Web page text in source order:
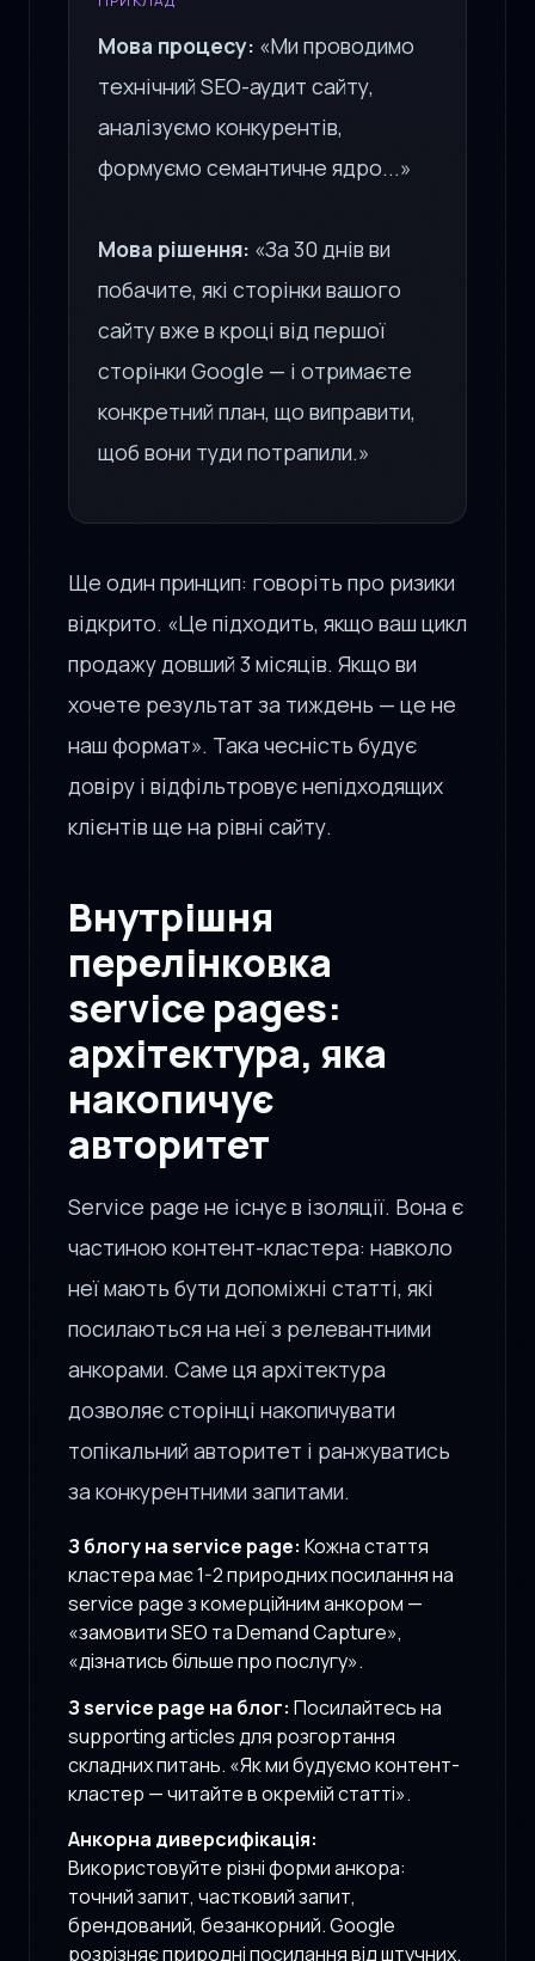
Мова процесу: «Ми проводимо
технічний SEO-аудит сайту,
аналізуємо конкурентів,
формуємо семантичне ядро...»
Мова рішення: «За 30 днів ви
побачите, які сторінки вашого
сайту вже в кроці від першої
сторінки Google — і отримаєте
конкретний план, що виправити,
щоб вони туди потрапили.»
Ще один принцип: говоріть про ризики
відкрито. «Це підходить, якщо ваш цикл
продажу довший 3 місяців. Якщо ви
хочете результат за тиждень — це не
наш формат». Така чесність будує
довіру і відфільтровує непідходящих
клієнтів ще на рівні сайту.
Внутрішня
перелінковка
service pages:
архітектура, яка
накопичує
авторитет
Service page не існує в ізоляції. Вона є
частиною контент-кластера: навколо
неї мають бути допоміжні статті, які
посилаються на неї з релевантними
анкорами. Саме ця архітектура
дозволяє сторінці накопичувати
топікальний авторитет і ранжуватись
за конкурентними запитами.
З блогу на service page: Кожна стаття
кластера має 1-2 природних посилання на
service page з комерційним анкором —
«замовити SEO та Demand Capture»,
«дізнатись більше про послугу».
З service page на блог: Посилайтесь на
supporting articles для розгортання
складних питань. «Як ми будуємо контент-
кластер — читайте в окремій статті».
Анкорна диверсифікація:
Використовуйте різні форми анкора:
точний запит, частковий запит,
брендований, безанкорний. Google
розрізняє природні посилання від штучних.